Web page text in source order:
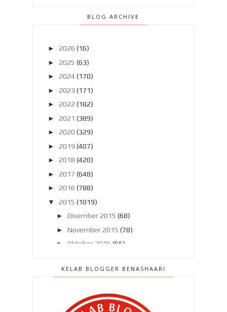
BLOG ARCHIVE
► 2026 (16)
► 2025 (63)
► 2024 (170)
► 2023 (171)
► 2022 (182)
► 2021 (389)
► 2020 (329)
► 2019 (407)
► 2018 (420)
► 2017 (648)
► 2016 (788)
▼
2015 (1019)
► Disember 2015 (68)
► November 2015 (78)
► Oktober 2015 (66)
►Ogos 2015(63)
Bila suri rumah tiada masa !
KELAB BLOGGER BENASHAARI